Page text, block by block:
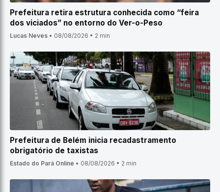
Prefeitura retira estrutura conhecida como “feira
dos viciados” no entorno do Ver-o-Peso
Lucas Neves • 08/08/2026 • 2 min
Prefeitura de Belém inicia recadastramento
obrigatório de taxistas
Estado do Pará Online • 08/08/2026 • 2 min